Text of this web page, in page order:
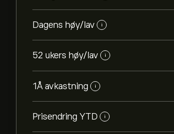
Dagens høy/lav i
52 ukers høy/lav i
1Å avkastning i
Prisendring YTD i